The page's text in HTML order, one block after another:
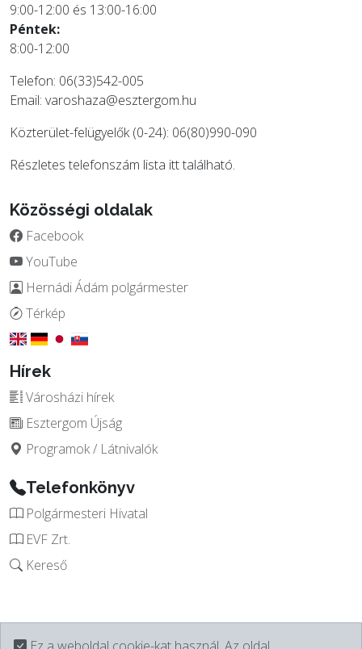
9:00-12:00 és 13:00-16:00
Péntek:
8:00-12:00
Telefon: 06(33)542-005
Email: varoshaza@esztergom.hu
Közterület-felügyelők (0-24): 06(80)990-090
Részletes telefonszám lista itttalálható.
Közösségi oldalak
Facebook
YouTube
Hernádi Ádám polgármester
Térkép
Hírek
Városházi hírek
Esztergom Újság
Programok / Látnivalók
Telefonkönyv
Polgármesteri Hivatal
EVF Zrt.
Kereső